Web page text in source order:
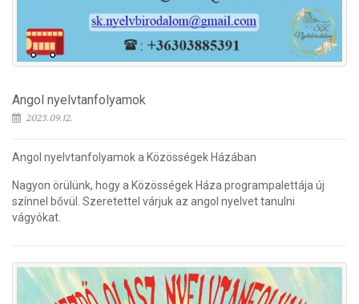
Angol nyelvtanfolyamok
2023.09.12.
Angol nyelvtanfolyamok a Közösségek Házában
Nagyon örülünk, hogy a Közösségek Háza programpalettája új
színnel bővül. Szeretettel várjuk az angol nyelvet tanulni
vágyókat.